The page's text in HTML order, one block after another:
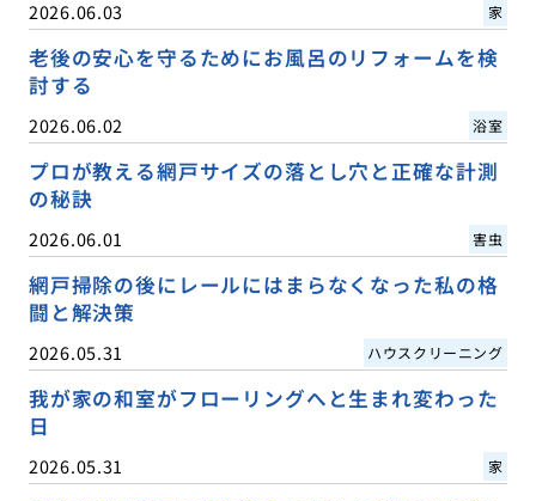
2026.06.03 家
老後の安心を守るためにお風呂のリフォームを検
討する
2026.06.02 浴室
プロが教える網戸サイズの落とし穴と正確な計測
の秘訣
2026.06.01 害虫
網戸掃除の後にレールにはまらなくなった私の格
闘と解決策
2026.05.31 ハウスクリーニング
我が家の和室がフローリングへと生まれ変わった
日
2026.05.31 家